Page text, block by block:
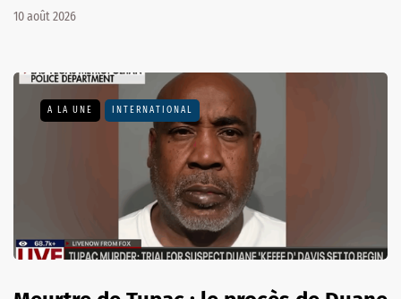
10 août 2026
A LA UNE INTERNATIONAL